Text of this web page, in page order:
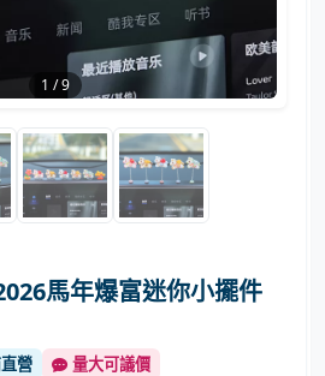
1 /9
馬年爆富迷你小擺件
營 量大可議價